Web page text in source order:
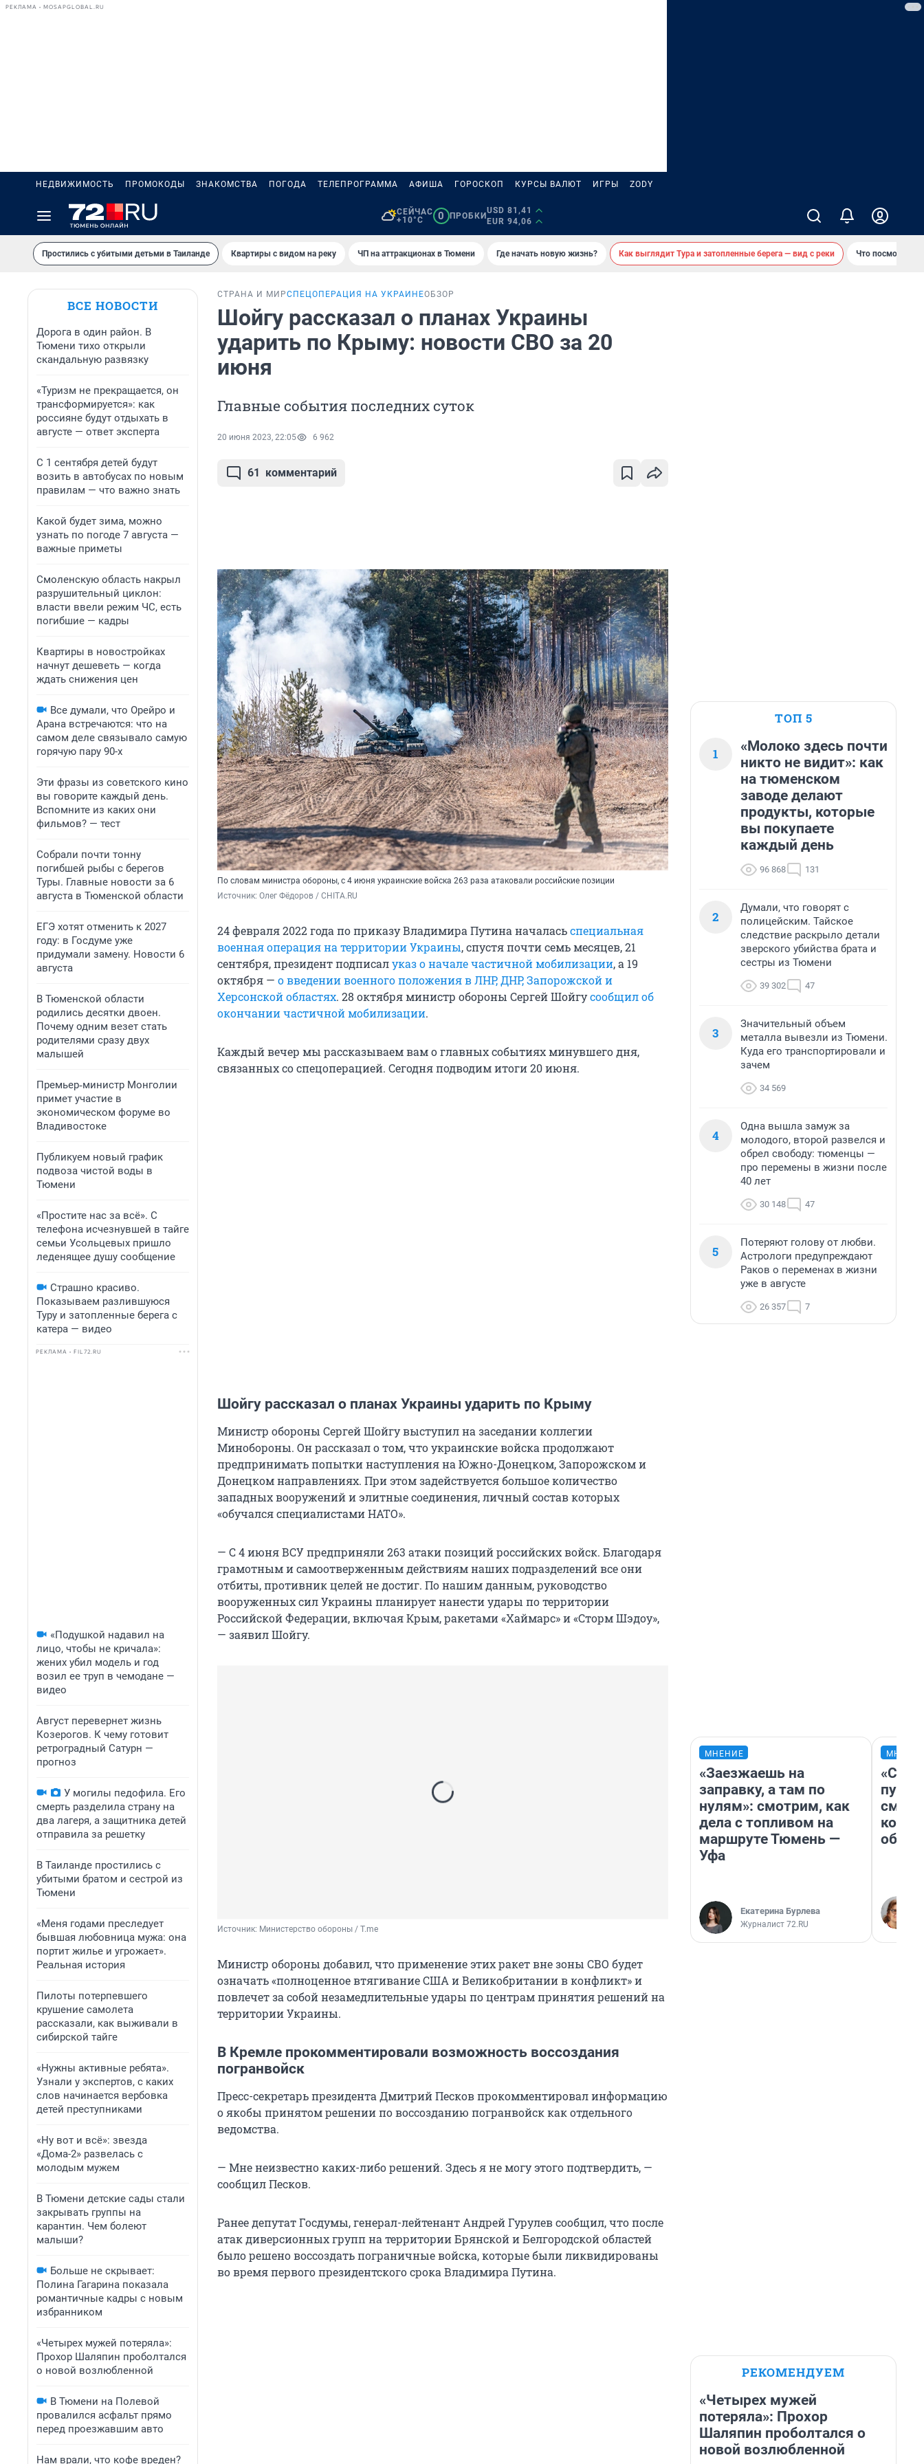
РЕКЛАМА • MOSAPGLOBAL.RU
НЕДВИЖИМОСТЬ ПРОМОКОДЫ ЗНАКОМСТВА ПОГОДА ТЕЛЕПРОГРАММА АФИША ГОРОСКОП КУРСЫ ВАЛЮТ ИГРЫ ZODY
СЕЙЧАС
+10°C
0 ПРОБКИ
USD 81,41
EUR 94,06
Простились с убитыми детьми в Таиланде Квартиры с видом на реку ЧП на аттракционах в Тюмени Где начать новую жизнь? Как выглядит Тура и затопленные берега — вид с реки Что посмотреть
ВСЕ НОВОСТИ
Дорога в один район. В
Тюмени тихо открыли
скандальную развязку
«Туризм не прекращается, он
трансформируется»: как
россияне будут отдыхать в
августе — ответ эксперта
С 1 сентября детей будут
возить в автобусах по новым
правилам — что важно знать
Какой будет зима, можно
узнать по погоде 7 августа —
важные приметы
Смоленскую область накрыл
разрушительный циклон:
власти ввели режим ЧС, есть
погибшие — кадры
Квартиры в новостройках
начнут дешеветь — когда
ждать снижения цен
Все думали, что Орейро и
Арана встречаются: что на
самом деле связывало самую
горячую пару 90-х
Эти фразы из советского кино
вы говорите каждый день.
Вспомните из каких они
фильмов? — тест
Собрали почти тонну
погибшей рыбы с берегов
Туры. Главные новости за 6
августа в Тюменской области
ЕГЭ хотят отменить к 2027
году: в Госдуме уже
придумали замену. Новости 6
августа
В Тюменской области
родились десятки двоен.
Почему одним везет стать
родителями сразу двух
малышей
Премьер‑министр Монголии
примет участие в
экономическом форуме во
Владивостоке
Публикуем новый график
подвоза чистой воды в
Тюмени
«Простите нас за всё». С
телефона исчезнувшей в тайге
семьи Усольцевых пришло
леденящее душу сообщение
Страшно красиво.
Показываем разлившуюся
Туру и затопленные берега с
катера — видео
РЕКЛАМА • FIL72.RU
«Подушкой надавил на
лицо, чтобы не кричала»:
жених убил модель и год
возил ее труп в чемодане —
видео
Август перевернет жизнь
Козерогов. К чему готовит
ретроградный Сатурн —
прогноз
У могилы педофила. Его
смерть разделила страну на
два лагеря, а защитника детей
отправила за решетку
В Таиланде простились с
убитыми братом и сестрой из
Тюмени
«Меня годами преследует
бывшая любовница мужа: она
портит жилье и угрожает».
Реальная история
Пилоты потерпевшего
крушение самолета
рассказали, как выживали в
сибирской тайге
«Нужны активные ребята».
Узнали у экспертов, с каких
слов начинается вербовка
детей преступниками
«Ну вот и всё»: звезда
«Дома-2» развелась с
молодым мужем
В Тюмени детские сады стали
закрывать группы на
карантин. Чем болеют
малыши?
Больше не скрывает:
Полина Гагарина показала
романтичные кадры с новым
избранником
«Четырех мужей потеряла»:
Прохор Шаляпин проболтался
о новой возлюбленной
В Тюмени на Полевой
провалился асфальт прямо
перед проезжавшим авто
Нам врали, что кофе вреден?
СТРАНА И МИРСПЕЦОПЕРАЦИЯ НА УКРАИНЕОБЗОР
Шойгу рассказал о планах Украины
ударить по Крыму: новости СВО за 20
июня
Главные события последних суток
20 июня 2023, 22:05 6 962
61 комментарий
По словам министра обороны, с 4 июня украинские войска 263 раза атаковали российские позиции
Источник: Олег Фёдоров / CHITA.RU
24 февраля 2022 года по приказу Владимира Путина началасьспециальная
военная операция на территории Украины, спустя почти семь месяцев, 21
сентября, президент подписалуказ о начале частичной мобилизации, а 19
октября — о введении военного положения в ЛНР, ДНР, Запорожской и
Херсонской областях. 28 октября министр обороны Сергей Шойгусообщил об
окончании частичной мобилизации.
Каждый вечер мы рассказываем вам о главных событиях минувшего дня,
связанных со спецоперацией. Сегодня подводим итоги 20 июня.
Шойгу рассказал о планах Украины ударить по Крыму
Министр обороны Сергей Шойгу выступил на заседании коллегии
Минобороны. Он рассказал о том, что украинские войска продолжают
предпринимать попытки наступления на Южно-Донецком, Запорожском и
Донецком направлениях. При этом задействуется большое количество
западных вооружений и элитные соединения, личный состав которых
«обучался специалистами НАТО».
— С 4 июня ВСУ предприняли 263 атаки позиций российских войск. Благодаря
грамотным и самоотверженным действиям наших подразделений все они
отбиты, противник целей не достиг. По нашим данным, руководство
вооруженных сил Украины планирует нанести удары по территории
Российской Федерации, включая Крым, ракетами «Хаймарс» и «Сторм Шэдоу»,
— заявил Шойгу.
Источник: Министерство обороны / T.me
Министр обороны добавил, что применение этих ракет вне зоны СВО будет
означать «полноценное втягивание США и Великобритании в конфликт» и
повлечет за собой незамедлительные удары по центрам принятия решений на
территории Украины.
В Кремле прокомментировали возможность воссоздания
погранвойск
Пресс-секретарь президента Дмитрий Песков прокомментировал информацию
о якобы принятом решении по воссозданию погранвойск как отдельного
ведомства.
— Мне неизвестно каких-либо решений. Здесь я не могу этого подтвердить, —
сообщил Песков.
Ранее депутат Госдумы, генерал-лейтенант Андрей Гурулев сообщил, что после
атак диверсионных групп на территории Брянской и Белгородской областей
было решено воссоздать пограничные войска, которые были ликвидированы
во время первого президентского срока Владимира Путина.
ТОП 5
1
«Молоко здесь почти
никто не видит»: как
на тюменском
заводе делают
продукты, которые
вы покупаете
каждый день
96 868 131
2
Думали, что говорят с
полицейским. Тайское
следствие раскрыло детали
зверского убийства брата и
сестры из Тюмени
39 302 47
3
Значительный объем
металла вывезли из Тюмени.
Куда его транспортировали и
зачем
34 569
4
Одна вышла замуж за
молодого, второй развелся и
обрел свободу: тюменцы —
про перемены в жизни после
40 лет
30 148 47
5
Потеряют голову от любви.
Астрологи предупреждают
Раков о переменах в жизни
уже в августе
26 357 7
МНЕНИЕ
«Заезжаешь на
заправку, а там по
нулям»: смотрим, как
дела с топливом на
маршруте Тюмень —
Уфа
Екатерина Бурлева
Журналист 72.RU
РЕКОМЕНДУЕМ
«Четырех мужей
потеряла»: Прохор
Шаляпин проболтался о
новой возлюбленной